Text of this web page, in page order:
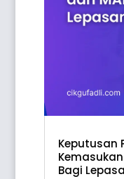
Keputusan
Kemasukan
Bagi